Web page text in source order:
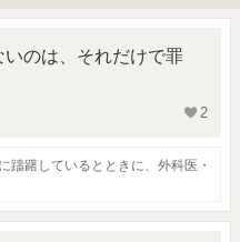
のは、それだけで罪
2
躊躇しているとときに、外科医・